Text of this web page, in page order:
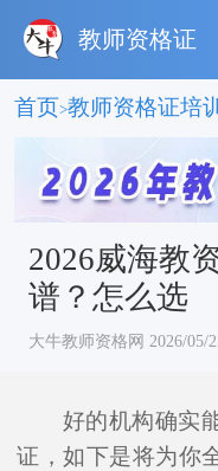
教师资格证
首页>教师资格证培训
2026威海教
谱？怎么选
大牛教师资格网 2026/05/
好的机构确实
证，如下是将为你